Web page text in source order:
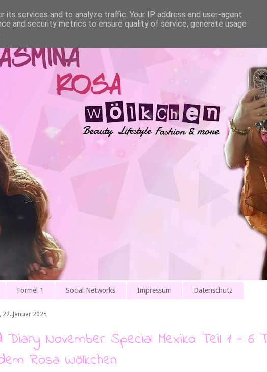
Formel 1 Social Networks Impressum Datenschutz
22. Januar 2025
Diary November Special Mexiko Teil 1 - 6
Rosa Wölkchen
services and to analyze traffic. Your IP address and user-agent
and security metrics to ensure quality of service, generate usage